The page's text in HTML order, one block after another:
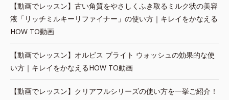
【動画でレッスン】古い角質をやさしくふき取るミルク状の美容
液「リッチミルキーリファイナー」の使い方｜キレイをかなえる
HOW TO動画
【動画でレッスン】オルビス ブライト ウォッシュの効果的な使
い方｜キレイをかなえるHOW TO動画
【動画でレッスン】クリアフルシリーズの使い方を一挙ご紹介！